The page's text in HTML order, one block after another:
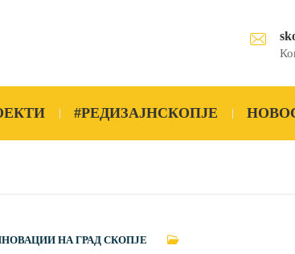
#РЕДИЗАЈНСКОПЈЕ
НА ГРАД СКОПЈЕ